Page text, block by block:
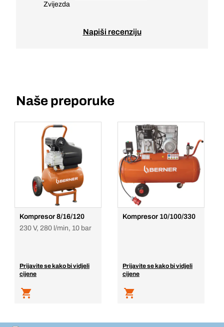
Zvijezda
Napiši recenziju
Naše preporuke
Kompresor 8/16/120
230 V, 280 l/min, 10 bar
Prijavite se kako bi vidjeli
cijene
Kompresor 10/100/330
Prijavite se kako bi vidjeli
cijene